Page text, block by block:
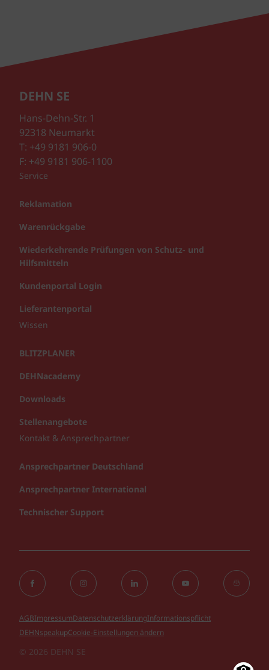
DEHN SE
Hans-Dehn-Str. 1
92318 Neumarkt
T: +49 9181 906-0
F: +49 9181 906-1100
Service
Reklamation
Warenrückgabe
Wiederkehrende Prüfungen von Schutz- und
Hilfsmitteln
Kundenportal Login
Lieferantenportal
Wissen
BLITZPLANER
DEHNacademy
Downloads
Stellenangebote
Kontakt & Ansprechpartner
Ansprechpartner Deutschland
Ansprechpartner International
Technischer Support
AGBImpressumDatenschutzerklärungInformationspflicht
DEHNspeakupCookie-Einstellungen ändern
© 2026 DEHN SE